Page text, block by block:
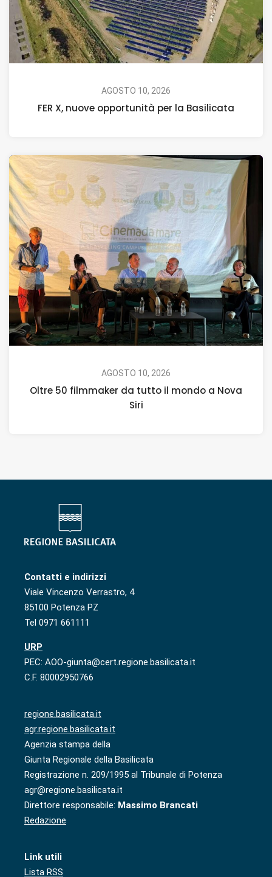
AGOSTO 10, 2026
FER X, nuove opportunità per la Basilicata
AGOSTO 10, 2026
Oltre 50 filmmaker da tutto il mondo a Nova
Siri
Contatti e indirizzi
Viale Vincenzo Verrastro, 4
85100 Potenza PZ
Tel 0971 661111
URP
PEC: AOO-giunta@cert.regione.basilicata.it
C.F. 80002950766
regione.basilicata.it
agr.regione.basilicata.it
Agenzia stampa della
Giunta Regionale della Basilicata
Registrazione n. 209/1995 al Tribunale di Potenza
agr@regione.basilicata.it
Direttore responsabile: Massimo Brancati
Redazione
Link utili
Lista RSS